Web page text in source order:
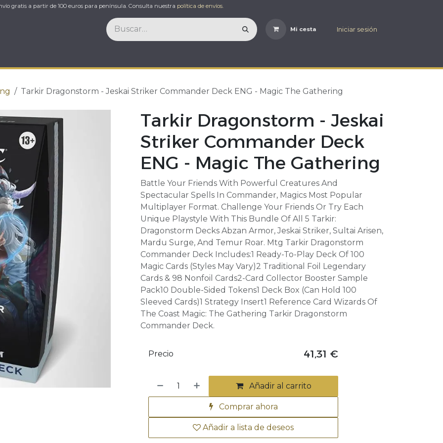
gratis a partir de 100 euros para península. Consulta nuestra política de envíos.
Mi cesta Iniciar sesión
Tarkir Dragonstorm - Jeskai Striker Commander Deck ENG - Magic The Gathering
Tarkir Dragonstorm - Jeskai
Striker Commander Deck
ENG - Magic The Gathering
Battle Your Friends With Powerful Creatures And
Spectacular Spells In Commander, Magics Most Popular
Multiplayer Format. Challenge Your Friends Or Try Each
Unique Playstyle With This Bundle Of All 5 Tarkir:
Dragonstorm Decks Abzan Armor, Jeskai Striker, Sultai Arisen,
Mardu Surge, And Temur Roar. Mtg Tarkir Dragonstorm
Commander Deck Includes:1 Ready-To-Play Deck Of 100
Magic Cards (Styles May Vary)2 Traditional Foil Legendary
Cards & 98 Nonfoil Cards2-Card Collector Booster Sample
Pack10 Double-Sided Tokens1 Deck Box (Can Hold 100
Sleeved Cards)1 Strategy Insert1 Reference Card Wizards Of
The Coast Magic: The Gathering Tarkir Dragonstorm
Commander Deck.
Añadir al carrito
Comprar ahora
Añadir a lista de deseos
Precio 41,31 €